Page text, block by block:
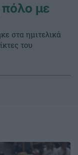
με
στα ημιτελικά
του